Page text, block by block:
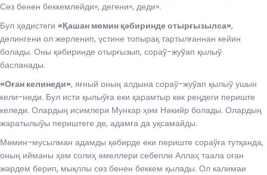
Сөз бенен беккемлейди», дегени», деди».
Бул ҳәдистеги «Қашан мөмин қәбиринде отырғызылса»,
делингени ол жерленип, үстине топырақ тартылғаннан кейин
болады. Оны қәбиринде отырғызып, сораў-жуўап қылыў
басланады.
«Оған келинеди», яғный оның алдына сораў-жуўап қылыў ушын
кели-неди. Бул исти қылыўға еки қарамтыр көк реңдеги периште
келеди. Олардың исимлери Мункар ҳәм Нәкийр болады. Олардың
жаратылыўы периштеге де, адамға да уқсамайды.
Мөмин-мусылман адамды қәбирде еки периште сораўға тутқанда,
оның ийманы ҳәм солиҳ әмеллери себепли Аллаҳ таала оған
жәрдем берип, мықллы сөз бенен беккем қылады. Ол калимаи